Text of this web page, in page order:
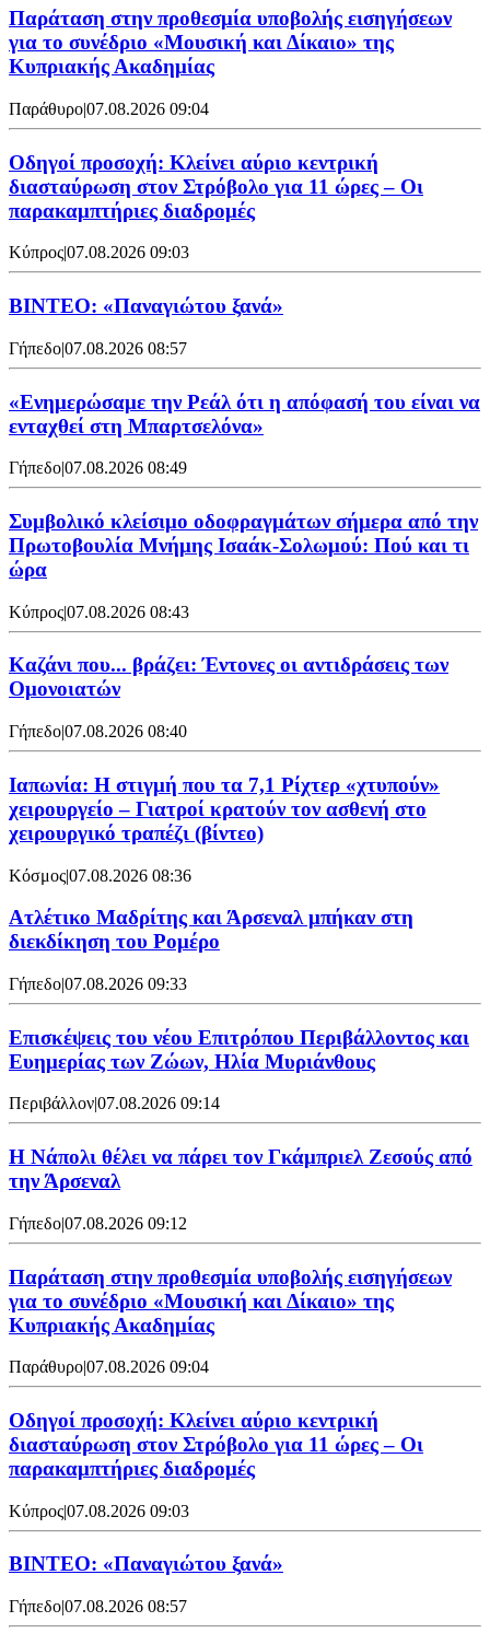
Παράταση στην προθεσμία υποβολής εισηγήσεων
για το συνέδριο «Μουσική και Δίκαιο» της
Κυπριακής Ακαδημίας
Παράθυρο|07.08.2026 09:04
Οδηγοί προσοχή: Κλείνει αύριο κεντρική
διασταύρωση στον Στρόβολο για 11 ώρες – Οι
παρακαμπτήριες διαδρομές
Κύπρος|07.08.2026 09:03
ΒΙΝΤΕΟ: «Παναγιώτου ξανά»
Γήπεδο|07.08.2026 08:57
«Ενημερώσαμε την Ρεάλ ότι η απόφασή του είναι να
ενταχθεί στη Μπαρτσελόνα»
Γήπεδο|07.08.2026 08:49
Συμβολικό κλείσιμο οδοφραγμάτων σήμερα από την
Πρωτοβουλία Μνήμης Ισαάκ-Σολωμού: Πού και τι
ώρα
Κύπρος|07.08.2026 08:43
Καζάνι που... βράζει: Έντονες οι αντιδράσεις των
Ομονοιατών
Γήπεδο|07.08.2026 08:40
Ιαπωνία: Η στιγμή που τα 7,1 Ρίχτερ «χτυπούν»
χειρουργείο – Γιατροί κρατούν τον ασθενή στο
χειρουργικό τραπέζι (βίντεο)
Κόσμος|07.08.2026 08:36
Ατλέτικο Μαδρίτης και Άρσεναλ μπήκαν στη
διεκδίκηση του Ρομέρο
Γήπεδο|07.08.2026 09:33
Επισκέψεις του νέου Επιτρόπου Περιβάλλοντος και
Ευημερίας των Ζώων, Ηλία Μυριάνθους
Περιβάλλον|07.08.2026 09:14
Η Νάπολι θέλει να πάρει τον Γκάμπριελ Ζεσούς από
την Άρσεναλ
Γήπεδο|07.08.2026 09:12
Παράταση στην προθεσμία υποβολής εισηγήσεων
για το συνέδριο «Μουσική και Δίκαιο» της
Κυπριακής Ακαδημίας
Παράθυρο|07.08.2026 09:04
Οδηγοί προσοχή: Κλείνει αύριο κεντρική
διασταύρωση στον Στρόβολο για 11 ώρες – Οι
παρακαμπτήριες διαδρομές
Κύπρος|07.08.2026 09:03
ΒΙΝΤΕΟ: «Παναγιώτου ξανά»
Γήπεδο|07.08.2026 08:57